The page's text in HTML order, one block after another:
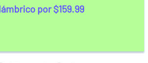
por $159.99